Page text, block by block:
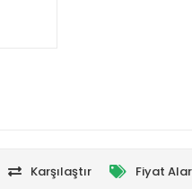
Karşılaştır Fiyat